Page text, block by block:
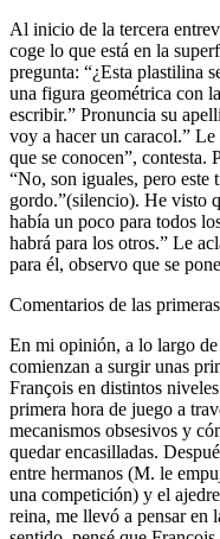
Al inicio de la tercera
coge lo que está en la
pregunta: “¿Esta plastilina
una figura geométrica con
escribir.” Pronuncia su
voy a hacer un caracol.” Le
que se conocen”, contesta.
“No, son iguales, pero este
gordo.”(silencio). He visto
había un poco para todos
habrá para los otros.” Le
para él, observo que se
Comentarios de las
En mi opinión, a lo largo de
comienzan a surgir unas
François en distintos
primera hora de juego a
mecanismos obsesivos y
quedar encasilladas.
entre hermanos (M. le
una competición) y el
reina, me llevó a pensar en